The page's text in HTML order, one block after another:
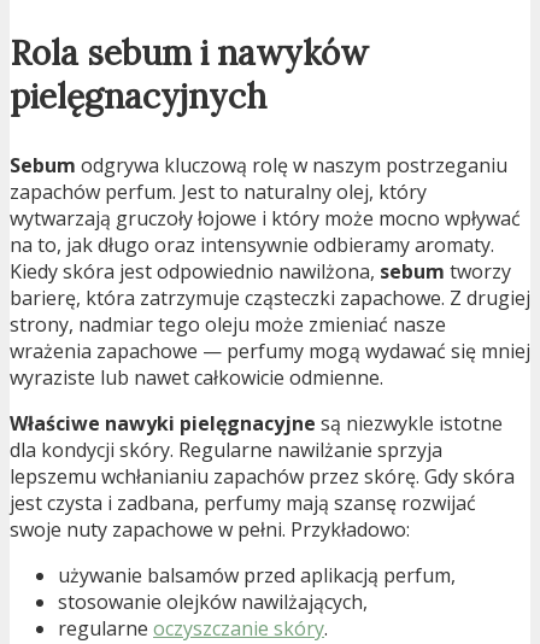
Rola sebum i nawyków
pielęgnacyjnych
Sebum odgrywa kluczową rolę w naszym postrzeganiu
zapachów perfum. Jest to naturalny olej, który
wytwarzają gruczoły łojowe i który może mocno wpływać
na to, jak długo oraz intensywnie odbieramy aromaty.
Kiedy skóra jest odpowiednio nawilżona, sebum tworzy
barierę, która zatrzymuje cząsteczki zapachowe. Z drugiej
strony, nadmiar tego oleju może zmieniać nasze
wrażenia zapachowe — perfumy mogą wydawać się mniej
wyraziste lub nawet całkowicie odmienne.
Właściwe nawyki pielęgnacyjne są niezwykle istotne
dla kondycji skóry. Regularne nawilżanie sprzyja
lepszemu wchłanianiu zapachów przez skórę. Gdy skóra
jest czysta i zadbana, perfumy mają szansę rozwijać
swoje nuty zapachowe w pełni. Przykładowo:
używanie balsamów przed aplikacją perfum,
stosowanie olejków nawilżających,
regularne oczyszczanie skóry.